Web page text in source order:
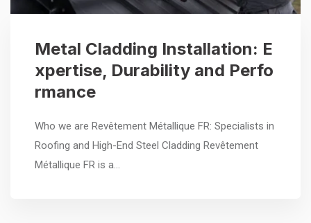
Metal Cladding Installation: E
xpertise, Durability and Perfo
rmance
Who we are Revêtement Métallique FR: Specialists in
Roofing and High-End Steel Cladding Revêtement
Métallique FR is a…